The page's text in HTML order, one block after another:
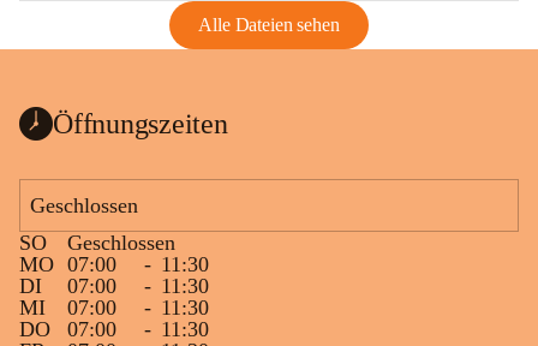
Alle Dateien sehen
Öffnungszeiten
Geschlossen
SO
Geschlossen
MO 07:00 - 11:30
DI
07:00 - 11:30
MI
07:00 - 11:30
DO
07:00 - 11:30